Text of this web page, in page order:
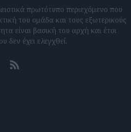
πρωτότυπο περιεχόμενο που
του ομάδα και τους εξωτερικούς
είναι βασική του αρχή και έτσι
δεν έχει ελεγχθεί.
RSS feeds